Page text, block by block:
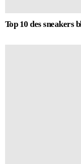
Top 10 des sneakers